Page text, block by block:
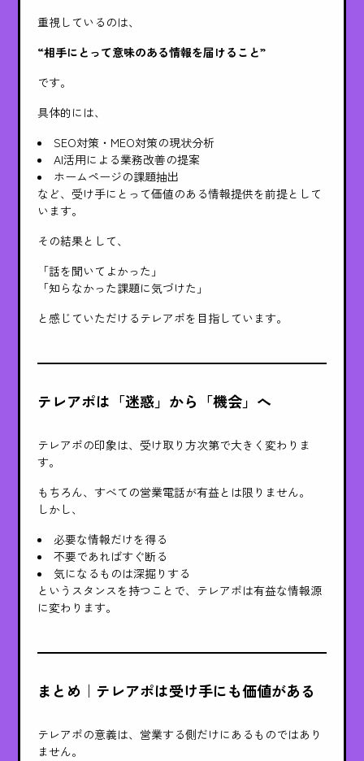
重視しているのは、
“相手にとって意味のある情報を届けること”
です。
具体的には、
SEO対策・MEO対策の現状分析
AI活用による業務改善の提案
ホームページの課題抽出
など、受け手にとって価値のある情報提供を前提として
います。
その結果として、
「話を聞いてよかった」
「知らなかった課題に気づけた」
と感じていただけるテレアポを目指しています。
テレアポは「迷惑」から「機会」へ
テレアポの印象は、受け取り方次第で大きく変わりま
す。
もちろん、すべての営業電話が有益とは限りません。
しかし、
必要な情報だけを得る
不要であればすぐ断る
気になるものは深掘りする
というスタンスを持つことで、テレアポは有益な情報源
に変わります。
まとめ｜テレアポは受け手にも価値がある
テレアポの意義は、営業する側だけにあるものではあり
ません。